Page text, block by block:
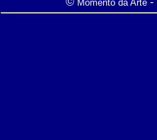
Momento da Arte